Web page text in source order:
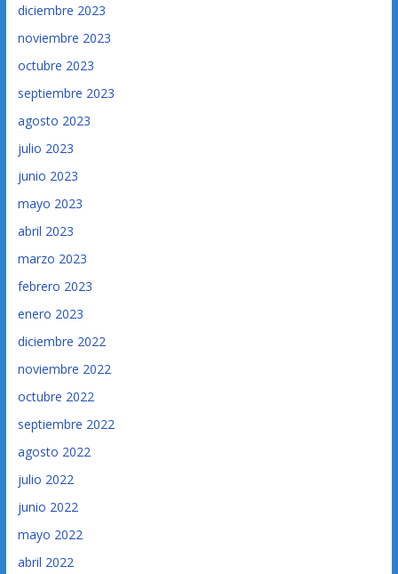
diciembre 2023
noviembre 2023
octubre 2023
septiembre 2023
agosto 2023
julio 2023
junio 2023
mayo 2023
abril 2023
marzo 2023
febrero 2023
enero 2023
diciembre 2022
noviembre 2022
octubre 2022
septiembre 2022
agosto 2022
julio 2022
junio 2022
mayo 2022
abril 2022